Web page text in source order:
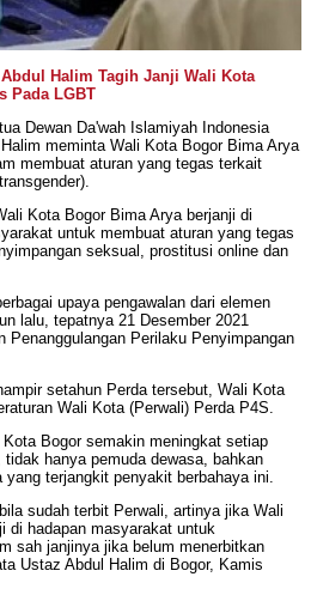
Halim Tagih Janji Wali Kota
Pada LGBT
Dewan Da'wah Islamiyah Indonesia
meminta Wali Kota Bogor Bima Arya
membuat aturan yang tegas terkait
Kota Bogor Bima Arya berjanji di
untuk membuat aturan yang tegas
seksual, prostitusi online dan
upaya pengawalan dari elemen
lalu, tepatnya 21 Desember 2021
Penanggulangan Perilaku Penyimpangan
setahun Perda tersebut, Wali Kota
Wali Kota (Perwali) Perda P4S.
Bogor semakin meningkat setiap
hanya pemuda dewasa, bahkan
terjangkit penyakit berbahaya ini.
sudah terbit Perwali, artinya jika Wali
di hadapan masyarakat untuk
sah janjinya jika belum menerbitkan
Ustaz Abdul Halim di Bogor, Kamis